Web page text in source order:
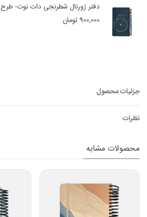
دفتر ژورنال شطرنجی دات نوت- طرح25
900,000 تومان
جزئیات محصول
نظرات
محصولات مشابه